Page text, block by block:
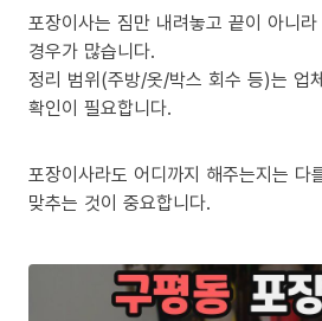
포장이사는 짐만 내려놓고 끝이 아니
경우가 많습니다.
정리 범위(주방/옷/박스 회수 등)는 업
확인이 필요합니다.
포장이사라도 어디까지 해주는지는 다
맞추는 것이 중요합니다.